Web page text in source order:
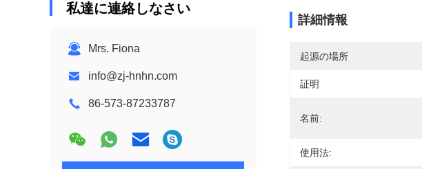
私達に連絡しなさい
Mrs. Fiona
info@zj-hnhn.com
86-573-87233787
詳細情報
起源の場所
証明
名前:
使用法: